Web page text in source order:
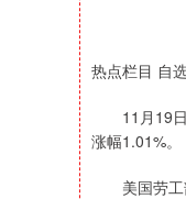
热点栏目 自
11月19日
涨幅1.01%。
美国劳工